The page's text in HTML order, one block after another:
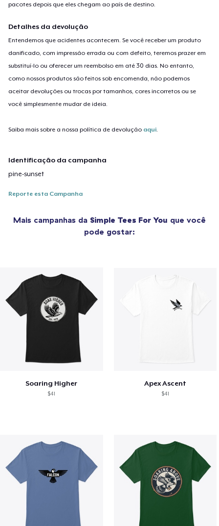
pacotes depois que eles chegam ao país de destino.
Detalhes da devolução
Entendemos que acidentes acontecem. Se você receber um produto
danificado, com impressão errada ou com defeito, teremos prazer em
substituí-lo ou oferecer um reembolso em até 30 dias. No entanto,
como nossos produtos são feitos sob encomenda, não podemos
aceitar devoluções ou trocas por tamanhos, cores incorretos ou se
você simplesmente mudar de ideia.
Saiba mais sobre a nossa política de devolução aqui
Identificação da campanha
pine-sunset
Reporte esta Campanha
Mais campanhas da Simple Tees For You que você
pode gostar:
Soaring Higher
$41
Apex Ascent
$41